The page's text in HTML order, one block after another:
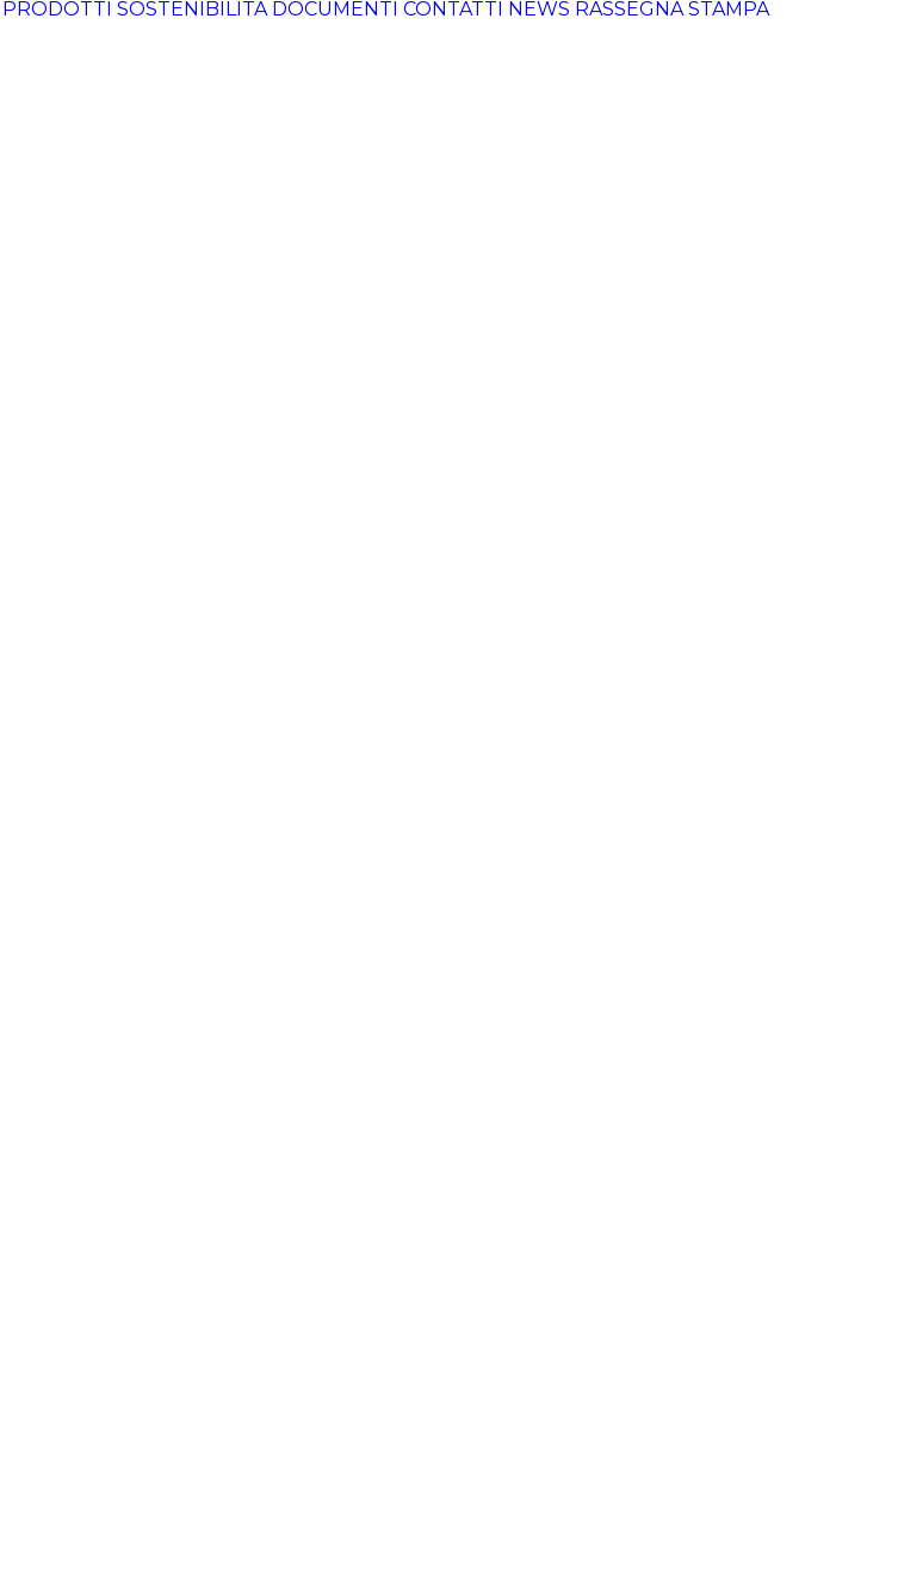
PRODOTTI SOSTENIBILITÀ DOCUMENTI CONTATTI NEWS RASSEGNA STAMPA